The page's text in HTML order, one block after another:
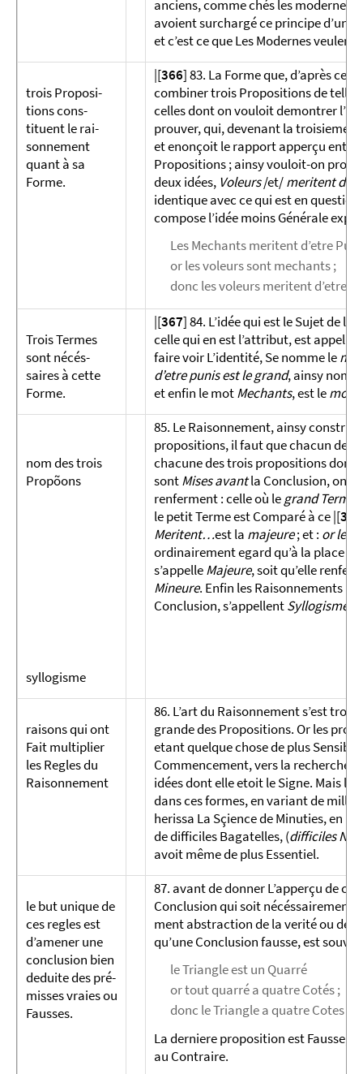
anciens, comme chés les modernes,
avoient surchargé ce principe d’un
et c’est ce que Les Modernes
trois Propo­si­
tions cons­
tituent le rai­
sonnement
quant à sa
Forme.
|[366] 83. La Forme que, d’après ce
combiner trois Propositions de telle
celles dont on vouloit demontrer
prouver, qui, devenant la troisieme
et enonçoit le rapport apperçu entre
Propositions ; ainsy vouloit-on
deux idées, Voleurs/et/meritent
identique avec ce qui est en
compose l’idée moins Générale
Les Mechants meritent d’etre
or les voleurs sont mechants ;
donc les voleurs meritent d’etre
Trois Termes
sont nécés­
saires à cette
Forme.
|[367] 84. L’idée qui est le Sujet de
celle qui en est l’attribut, est appellée
faire voir L’identité, Se nomme le
d’etre punis est le grand, ainsy
et enfin le motMechants, est le
nom des trois
Propõons
syllogisme
85. Le Raisonnement, ainsy
propositions, il faut que chacun des
chacune des trois propositions dont
sontMises avantla Con­clusion, ont
renferment : celle où legrand Terme
le petit Terme est Comparé à ce |[368
Meritent…est la majeure; et : or les
ordinairement egard qu’à la place
s’appelleMajeure, soit qu’elle
Mineure. Enfin les Raisonnements
Conclusion, s’appellentSyllo­gismes
raisons qui ont
Fait multiplier
les Regles du
Rai­sonnement
86. L’art du Raisonnement s’est
grande des Propositions. Or les
etant quelque chose de plus
Commencement, vers la recherche
idées dont elle etoit le Signe. Mais
dans ces formes, en variant de mille
herissa La Sçience de Minuties, en
de difficiles Bagatelles, (difficiles
avoit même de plus Essentiel.
le but unique de
ces regles est
d’amener une
conclusion bien
deduite des pré­
misses vraies ou
Fausses.
87. avant de donner L’apperçu de
Conclusion qui soit nécéssairement
ment abstraction de la verité ou de
qu’une Conclusion fausse, est
le Triangle est un Quarré
or tout quarré a quatre Cotés ;
donc le Triangle a quatre Cotes
La derniere proposition est Fausse,
au Contraire.